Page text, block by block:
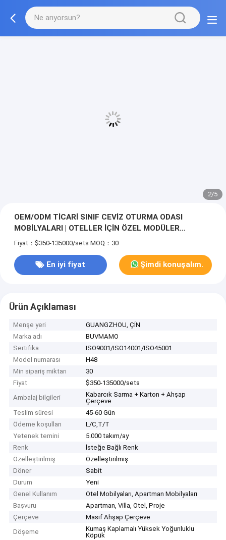
2/5
OEM/ODM TİCARİ SINIF CEVİZ OTURMA ODASI
MOBİLYALARI | OTELLER İÇİN ÖZEL MODÜLER
KANEPE, VURGULU SANDALYE & MASİF AHŞAP LÜKS
Fiyat：$350-135000/sets MOQ：30
En iyi fiyat Şimdi konuşalım.
Ürün Açıklaması
Menşe yeri
GUANGZHOU, ÇİN
Marka adı
BUVMAMO
Sertifika
ISO9001/ISO14001/ISO45001
Model numarası
H48
Min sipariş miktarı
30
Fiyat
$350-135000/sets
Ambalaj bilgileri
Kabarcık Sarma + Karton + Ahşap
Çerçeve
Teslim süresi
45-60 Gün
Ödeme koşulları
L/C,T/T
Yetenek temini
5.000 takım/ay
Renk
İsteğe Bağlı Renk
Özelleştirilmiş
Özelleştirilmiş
Döner
Sabit
Durum
Yeni
Genel Kullanım
Otel Mobilyaları, Apartman Mobilyaları
Başvuru
Apartman, Villa, Otel, Proje
Çerçeve
Masif Ahşap Çerçeve
Döşeme
Kumaş Kaplamalı Yüksek Yoğunluklu
Köpük